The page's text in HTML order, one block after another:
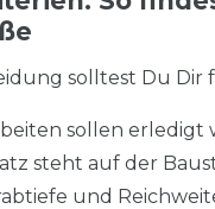
solltest Du Dir
sollen erledigt
steht auf der
und